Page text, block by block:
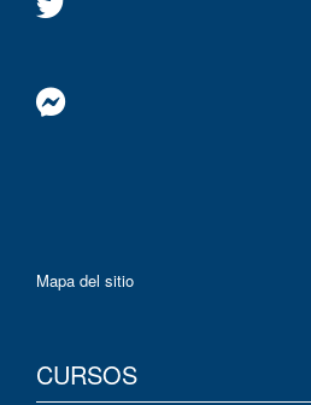
Mapa del sitio
CURSOS